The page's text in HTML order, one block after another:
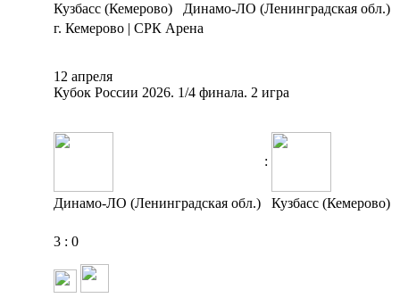
Кузбасс (Кемерово)
Динамо-ЛО (Ленинградская обл.)
г. Кемерово | СРК Арена
12 апреля
Кубок России 2026. 1/4 финала. 2 игра
:
Динамо-ЛО (Ленинградская обл.) Кузбасс (Кемерово)
3 : 0